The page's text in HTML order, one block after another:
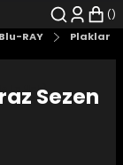
RAY Plaklar
Sezen